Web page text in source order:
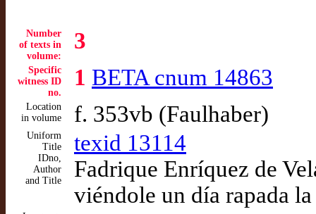
Number
of texts in
volume:
3
Specific
witness ID
no.
1 BETA cnum 14863
Location
in volume
f. 353vb (Faulhaber)
Uniform
Title
IDno,
Author
and Title
texid 13114
Fadrique Enríquez de
viéndole un día rapada